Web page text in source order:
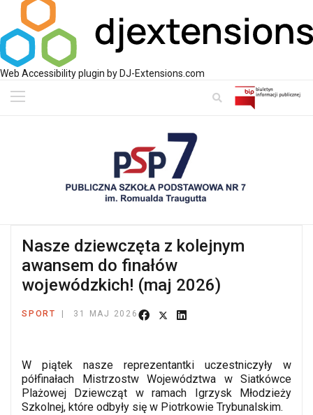
Web Accessibility plugin by DJ-Extensions.com
Nasze dziewczęta z kolejnym
awansem do finałów
wojewódzkich! (maj 2026)
SPORT 31 MAJ 2026
W piątek nasze reprezentantki uczestniczyły w
półfinałach Mistrzostw Województwa w Siatkówce
Plażowej Dziewcząt w ramach Igrzysk Młodzieży
Szkolnej, które odbyły się w Piotrkowie Trybunalskim.